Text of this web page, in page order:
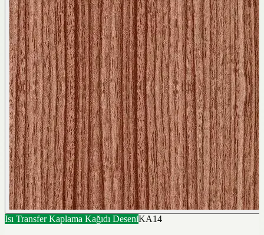
Isı Transfer Kaplama Kağıdı DeseniKA14